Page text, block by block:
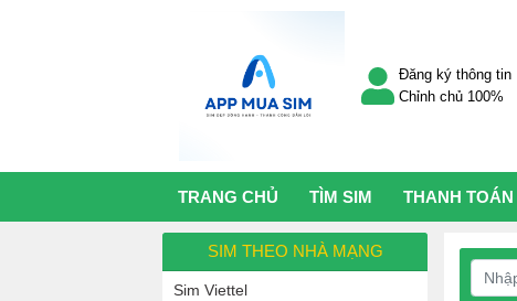
Đăng ký thông tin
Chỉnh chủ 100%
TRANG CHỦ TÌM SIM THANH TOÁN
SIM THEO NHÀ MẠNG
Sim Viettel